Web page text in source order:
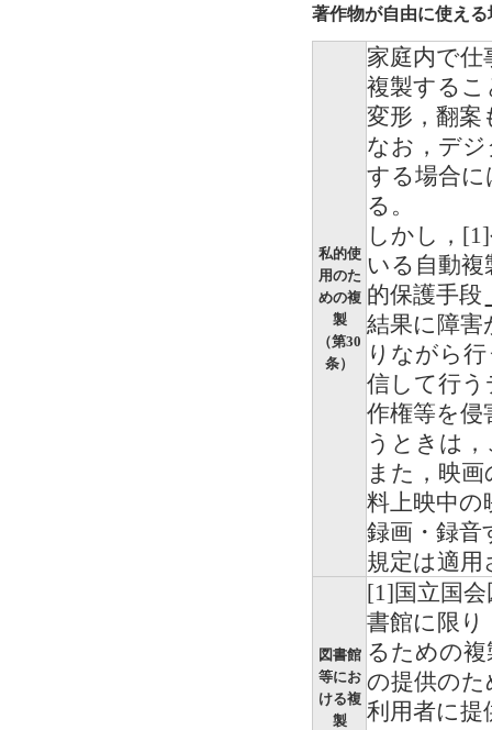
著作物が自由に使える
私的使
用のた
めの複
製
（第30
条）
家庭内で
複製するこ
変形，翻案
なお，デ
する場合に
る。
しかし，
いる自動複
的保護手段
結果に障
りながら
信して行う
作権等を侵
うときは
また，映
料上映中の
録画・録音
規定は適用
図書館
等にお
ける複
製
[1]国立国
書館に限り
るための
の提供の
利用者に提